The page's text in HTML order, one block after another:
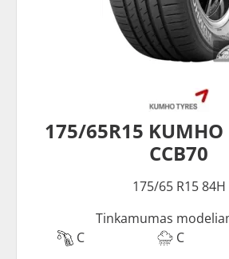
175/65R15 KUMHO
CCB70
175/65 R15 84H
Tinkamumas
C
C